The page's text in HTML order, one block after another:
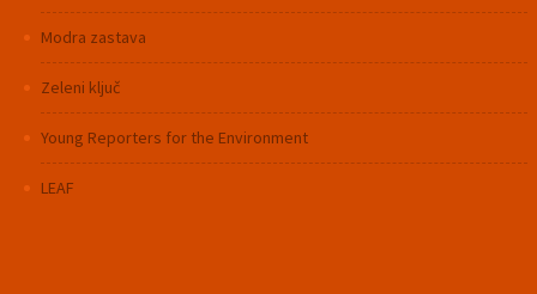
Modra zastava
Zeleni ključ
Young Reporters for the Environment
LEAF